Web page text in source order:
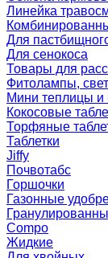
Линейка
Для
Для сенокоса
Товары для
Фитолампы,
Мини теплицы и
Кокосовые
Торфяные
Таблетки
Jiffy
Почвотабс
Горшочки
Газонные
Compo
Жидкие